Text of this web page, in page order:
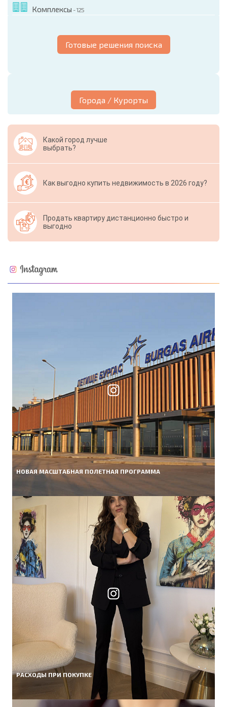
Комплексы - 125
Готовые решения поиска
Города / Курорты
Какой город лучше
выбрать?
Как выгодно купить недвижимость в 2026 году?
Продать квартиру дистанционно быстро и
выгодно
НОВАЯ МАСШТАБНАЯ ПОЛЕТНАЯ ПРОГРАММА
РАСХОДЫ ПРИ ПОКУПКЕ